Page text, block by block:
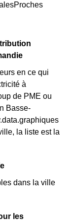
en ce qui
à
de PME ou
Basse-
la liste est la
dans la ville
les